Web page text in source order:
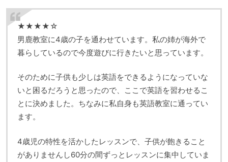
★★★★☆
男鹿教室に4歳の子を通わせています。私の姉が海外で
暮らしているので今度遊びに行きたいと思っています。
そのために子供も少しは英語をできるようになっていな
いと困るだろうと思ったので、ここで英語を習わせるこ
とに決めました。ちなみに私自身も英語教室に通ってい
ます。
4歳児の特性を活かしたレッスンで、子供が飽きること
がありませんし60分の間ずっとレッスンに集中していま